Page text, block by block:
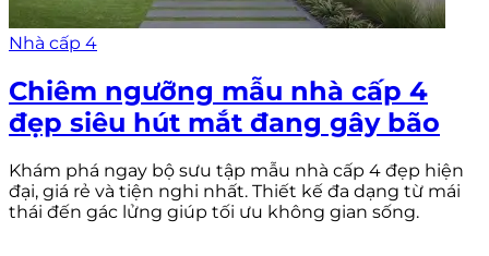
Nhà cấp 4
Chiêm ngưỡng mẫu nhà cấp 4
đẹp siêu hút mắt đang gây bão
Khám phá ngay bộ sưu tập mẫu nhà cấp 4 đẹp hiện
đại, giá rẻ và tiện nghi nhất. Thiết kế đa dạng từ mái
thái đến gác lửng giúp tối ưu không gian sống.